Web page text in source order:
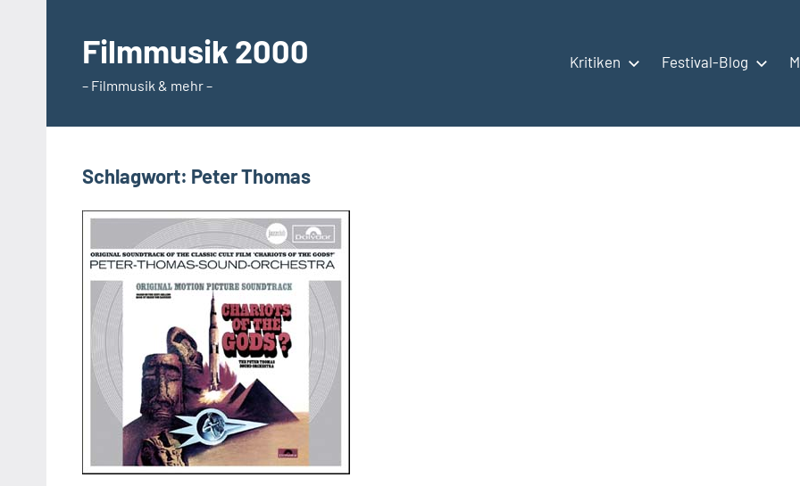
springenFilmmusik 2000
– Filmmusik & mehr –
Kritiken Festival-Blog
Schlagwort: Peter Thomas